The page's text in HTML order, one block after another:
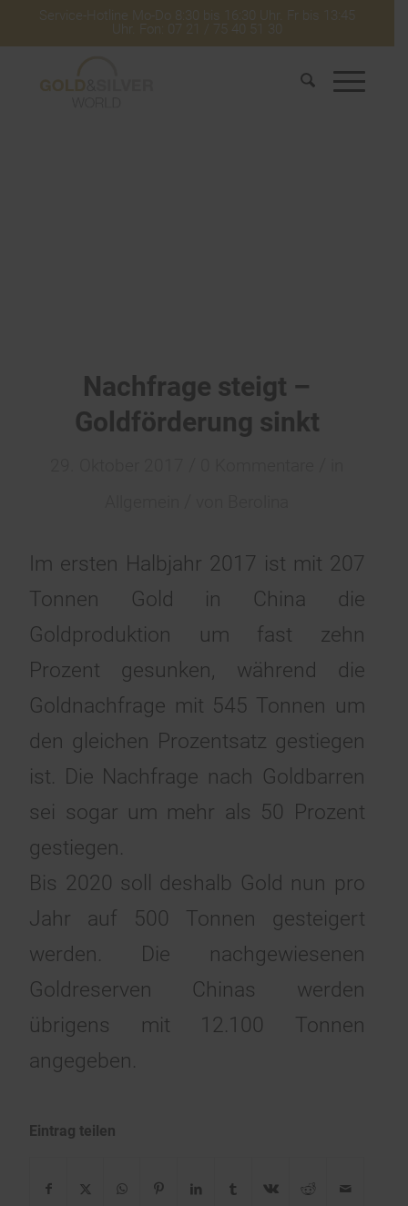
Service-Hotline Mo-Do 8:30 bis 16:30 Uhr. Fr bis 13:45
Uhr. Fon: 07 21 / 75 40 51 30
Nachfrage steigt –
Goldförderung sinkt
Im ersten Halbjahr 2017 ist mit 207
Tonnen Gold in China die
Goldproduktion um fast zehn
Prozent gesunken, während die
Goldnachfrage mit 545 Tonnen um
den gleichen Prozentsatz gestiegen
ist. Die Nachfrage nach Goldbarren
sei sogar um mehr als 50 Prozent
gestiegen.
Bis 2020 soll deshalb Gold nun pro
Jahr auf 500 Tonnen gesteigert
werden. Die nachgewiesenen
Goldreserven Chinas werden
übrigens mit 12.100 Tonnen
angegeben.
Eintrag teilen